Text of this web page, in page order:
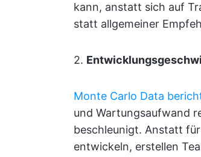
kann, anstatt sich auf
statt allgemeiner
2.
Monte Carlo Data
und Wartungsaufwand
beschleunigt. Anstatt
entwickeln, erstellen